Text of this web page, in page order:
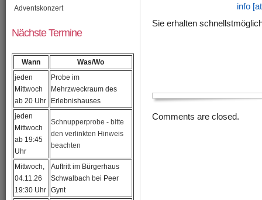
info
Sie erhalten
Comments are closed.
Adventskonzert
Nächste Termine
Wann
Was/Wo
jeden
Mittwoch
ab 20 Uhr
Probe im
Mehrzweckraum des
Erlebnishauses
jeden
Mittwoch
ab 19:45
Uhr
Schnupperprobe - bitte
den verlinkten Hinweis
beachten
Mittwoch,
04.11.26
19:30 Uhr
Auftritt im Bürgerhaus
Schwalbach bei Peer
Gynt